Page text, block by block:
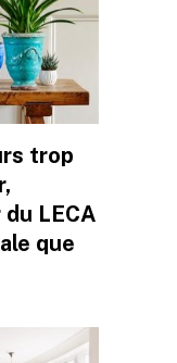
trop
LECA
que